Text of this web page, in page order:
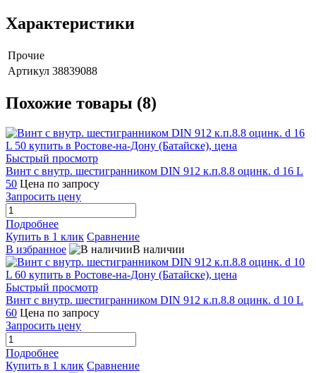
Характеристики
Прочие
Артикул 38839088
Похожие товары (8)
Быстрый просмотр
Винт с внутр. шестигранником DIN 912 к.п.8.8 оцинк. d 16 L
50 Цена по запросу
Запросить цену
Подробнее
Купить в 1 клик Сравнение
В избранное
В наличии
Быстрый просмотр
Винт с внутр. шестигранником DIN 912 к.п.8.8 оцинк. d 10 L
60 Цена по запросу
Запросить цену
Подробнее
Купить в 1 клик Сравнение